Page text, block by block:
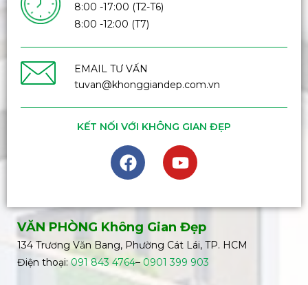
8:00 -17:00 (T2-T6)
8:00 -12:00 (T7)
EMAIL TƯ VẤN
tuvan@khonggiandep.com.vn
KẾT NỐI VỚI KHÔNG GIAN ĐẸP
VĂN PHÒNG Không Gian Đẹp
134 Trương Văn Bang, Phường Cát Lái, TP. HCM
Điện thoại: 091 843 4764– 0901 399 903